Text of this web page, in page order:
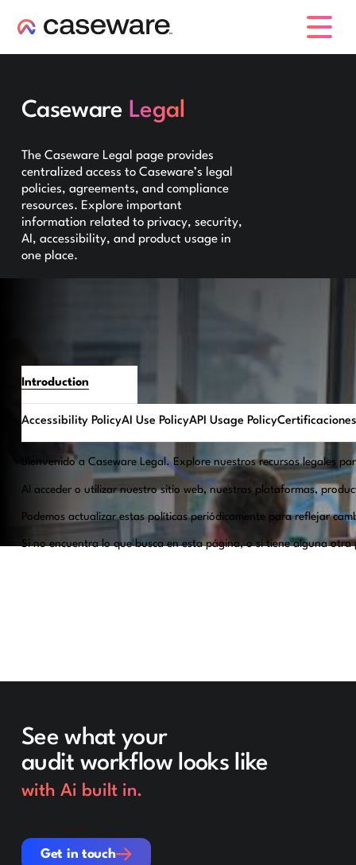
Caseware Legal
The Caseware Legal page provides
centralized access to Caseware’s legal
policies, agreements, and compliance
resources. Explore important
information related to privacy, security,
AI, accessibility, and product usage in
one place.
Introduction
Accessibility PolicyAI Use PolicyAPI Usage Policy
Bienvenido a Caseware Legal. Explore nuestros recursos legales
Al acceder o utilizar nuestro sitio web, nuestras plataformas,
Podemos actualizar estas políticas periódicamente para reflejar
Si no encuentra lo que busca en esta página, o si tiene alguna
See what your
audit workflow looks like
with Ai built in.
Get in touch
Get in touch